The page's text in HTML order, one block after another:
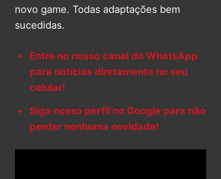
novo game. Todas adaptações bem
sucedidas.
Entre no nosso canal do WhatsApp
para notícias diretamente no seu
celular!
Siga nosso perfil no Google para não
perder nenhuma novidade!